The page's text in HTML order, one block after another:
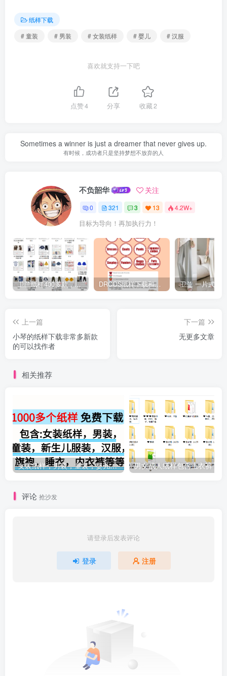
纸样下载
# 童装
# 男装 # 女装纸样 # 婴儿 # 汉服
喜欢就支持一下吧
点赞4 分享 收藏2
Sometimes a winner is just a dreamer that never gives up.
有时候，成功者只是坚持梦想不放弃的人
不负韶华 关注
0 321 3 13 4.2W+
目标为导向！再加执行力！
卫兰纸样400多款，包含男装女装童装汉服旗袍等等 DRCOS纸样下载和使用
上一篇
小琴的纸样下载非常多新款
的可以找作者
下一篇
无更多文章
相关推荐
女装纸样，男装，童装，婴儿，汉服等等 格式A4和PTL纸样免费下载
评论 抢沙发
请登录后发表评论
登录 注册